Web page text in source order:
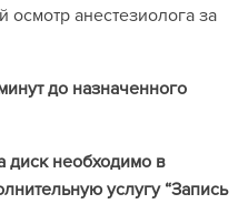
анестезиолога за
до назначенного
диск необходимо в
услугу “Запись